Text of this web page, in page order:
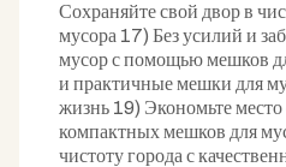
Сохраняйте свой двор в
мусора 17) Без усилий и
мусор с помощью мешков
и практичные мешки для
жизнь 19) Экономьте
компактных мешков для
чистоту города с